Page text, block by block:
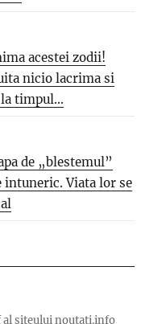
acestei zodii!
nicio lacrima si
timpul...
de „blestemul”
intuneric. Viata lor se
al siteului noutati.info